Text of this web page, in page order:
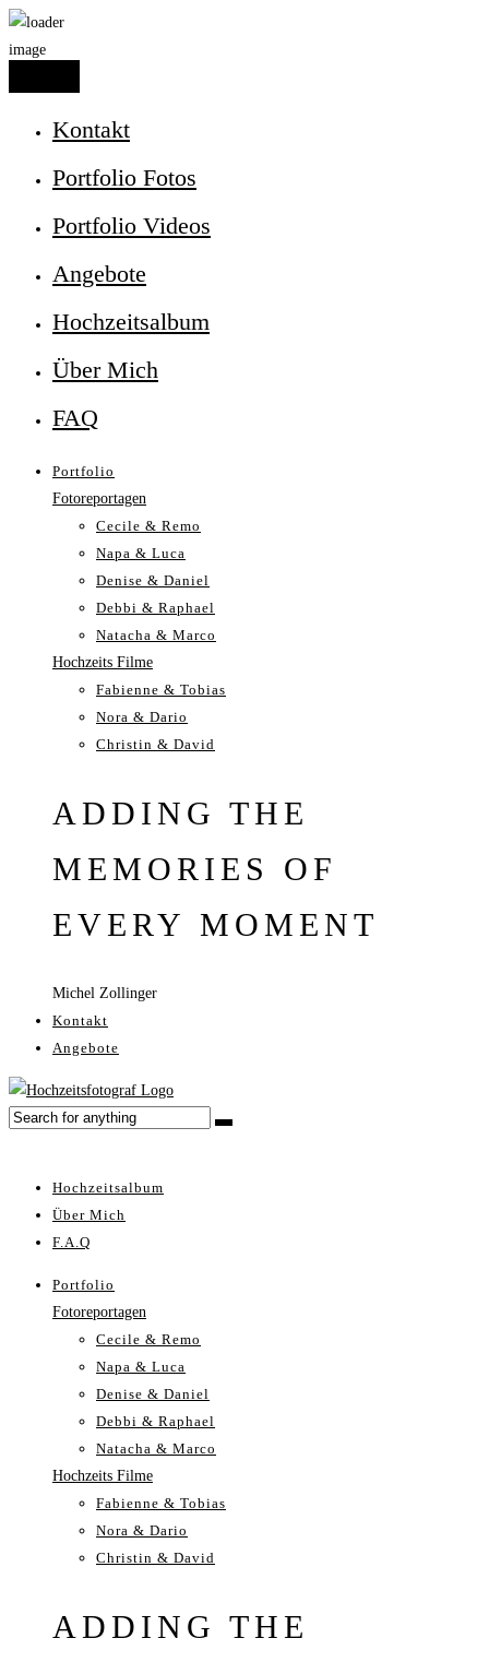
Kontakt
Portfolio Fotos
Portfolio Videos
Angebote
Hochzeitsalbum
Über Mich
FAQ
Portfolio
Fotoreportagen
Cecile & Remo
Napa & Luca
Denise & Daniel
Debbi & Raphael
Natacha & Marco
Hochzeits Filme
Fabienne & Tobias
Nora & Dario
Christin & David
ADDING THE
MEMORIES OF
EVERY MOMENT
Michel Zollinger
Kontakt
Angebote
Hochzeitsalbum
Über Mich
F.A.Q
Portfolio
Fotoreportagen
Cecile & Remo
Napa & Luca
Denise & Daniel
Debbi & Raphael
Natacha & Marco
Hochzeits Filme
Fabienne & Tobias
Nora & Dario
Christin & David
ADDING THE